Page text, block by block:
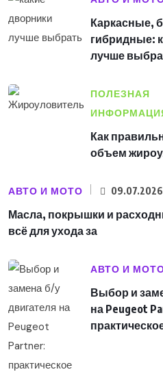
Каркасные,
гибридные:
лучше
ПОЛЕЗНАЯ
Как
объем
АВТО И МОТО 09.07.2026
Масла, покрышки и
всё для ухода за
АВТО И
Выбор и
на Peugeot